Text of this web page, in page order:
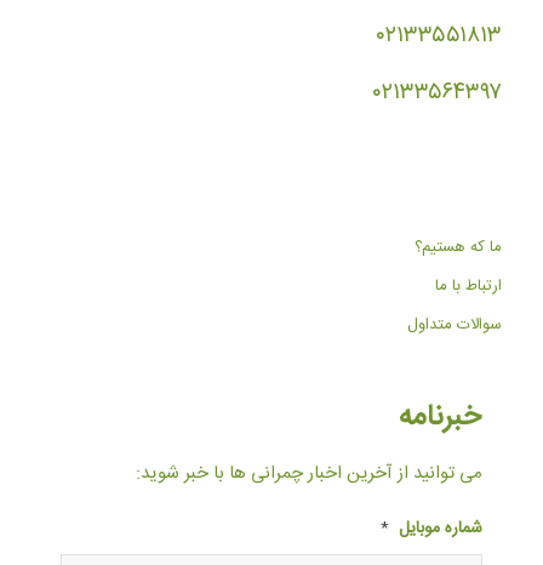
۰۲۱۳۳۵۵۱۸۱۳
۰۲۱۳۳۵۶۴۳۹۷
ما که هستیم؟
ارتباط با ما
سوالات متداول
خبرنامه
می توانید از آخرین اخبار چمرانی ها با خبر شوید:
شماره موبایل *